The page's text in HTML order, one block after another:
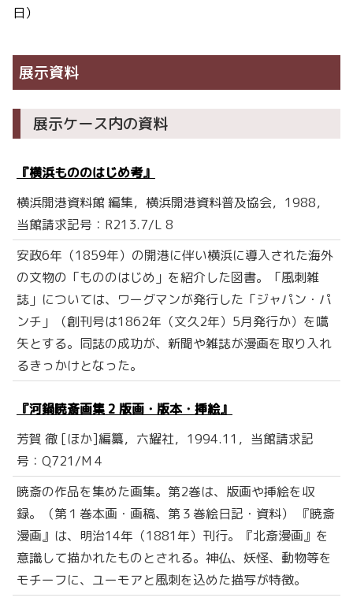
日）
展示資料
展示ケース内の資料
『横浜もののはじめ考』
横浜開港資料館 編集，横浜開港資料普及協会，1988，
当館請求記号：R213.7/L 8
安政6年（1859年）の開港に伴い横浜に導入された海外
の文物の「もののはじめ」を紹介した図書。「風刺雑
誌」については、ワーグマンが発行した「ジャパン・パ
ンチ」（創刊号は1862年（文久2年）5月発行か）を嚆
矢とする。同誌の成功が、新聞や雑誌が漫画を取り入れ
るきっかけとなった。
『河鍋暁斎画集 2 版画・版本・挿絵』
芳賀 徹 [ほか]編纂，六耀社，1994.11，当館請求記
号：Q721/M 4
暁斎の作品を集めた画集。第2巻は、版画や挿絵を収
録。（第１巻本画・画稿、第３巻絵日記・資料） 『暁斎
漫画』は、明治14年（1881年）刊行。『北斎漫画』を
意識して描かれたものとされる。神仏、妖怪、動物等を
モチーフに、ユーモアと風刺を込めた描写が特徴。